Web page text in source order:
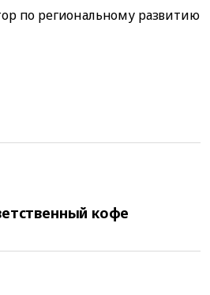
по региональному развитию
кофе